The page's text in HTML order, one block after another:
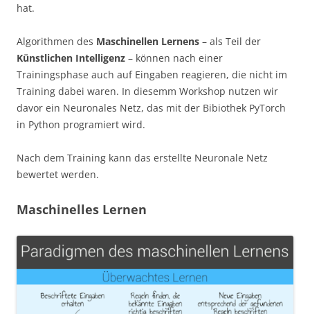
hat.
Algorithmen des Maschinellen Lernens – als Teil der
Künstlichen Intelligenz – können nach einer
Trainingsphase auch auf Eingaben reagieren, die nicht im
Training dabei waren. In diesemm Workshop nutzen wir
davor ein Neuronales Netz, das mit der Bibiothek PyTorch
in Python programiert wird.
Nach dem Training kann das erstellte Neuronale Netz
bewertet werden.
Maschinelles Lernen